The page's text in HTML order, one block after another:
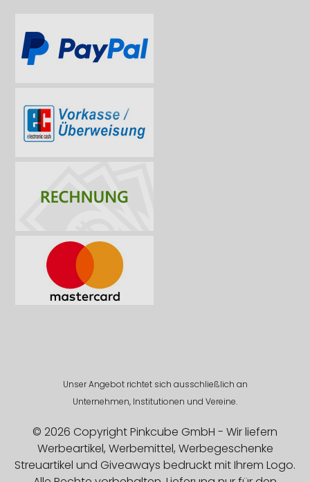
Unser Angebot richtet sich ausschließlich an
Unternehmen, Institutionen und Vereine.
© 2026 Copyright Pinkcube GmbH - Wir liefern
Werbeartikel, Werbemittel, Werbegeschenke
Streuartikel und Giveaways bedruckt mit Ihrem Logo.